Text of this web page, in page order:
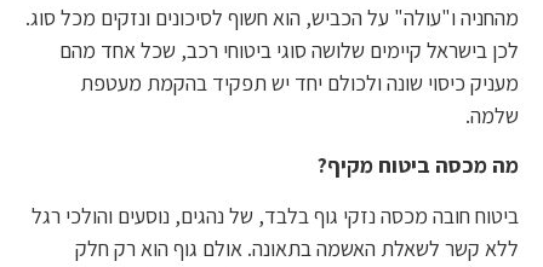
מהחניה ו"עולה" על הכביש, הוא חשוף לסיכונים ונזקים מכל סוג.
לכן בישראל קיימים שלושה סוגי ביטוחי רכב, שכל אחד מהם
מעניק כיסוי שונה ולכולם יחד יש תפקיד בהקמת מעטפת
שלמה.
מה מכסה ביטוח מקיף?
ביטוח חובה מכסה נזקי גוף בלבד, של נהגים, נוסעים והולכי רגל
ללא קשר לשאלת האשמה בתאונה. אולם גוף הוא רק חלק